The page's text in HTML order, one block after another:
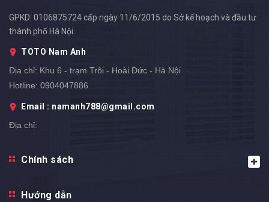
GPKD: 0106875724 cấp ngày 11/6/2015 do Sở kế hoạch và đầu tư
thành phố Hà Nội
TOTO Nam Anh
Địa chỉ: Khu 6 - trạm Trôi - Hoài Đức - Hà Nội
Hotline: 0904047886
Email : namanh788@gmail.com
Địa chỉ: